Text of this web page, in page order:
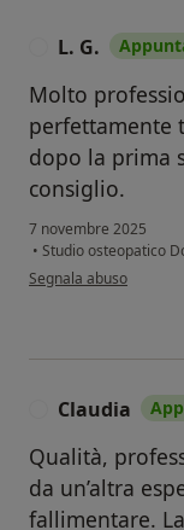
L. G.
Molto
perfettamente
dopo la prima
consiglio.
7 novembre 2025
• Studio osteopatico
secondo l'opinione
Segnala abuso
Claudia
Qualità,
da un’altra
fallimentare.